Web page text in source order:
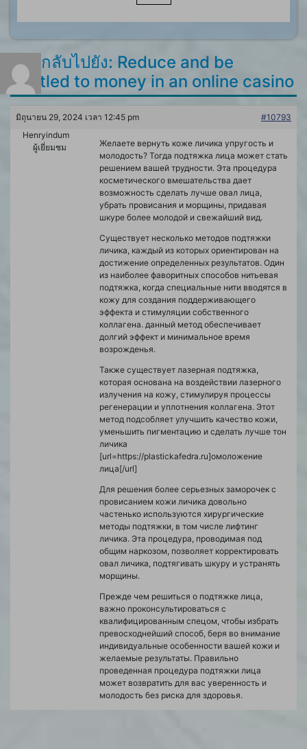
ตอบกลับไปยัง: Reduce and be
entitled to money in an online casino
มิถุนายน 29, 2024 เวลา 12:45 pm
#10793
Henryindum
ผู้เยี่ยมชม
Желаете вернуть коже личика упругость и
молодость? Тогда подтяжка лица может стать
решением вашей трудности. Эта процедура
косметического вмешательства дает
возможность сделать лучше овал лица,
убрать провисания и морщины, придавая
шкуре более молодой и свежайший вид.
Существует несколько методов подтяжки
личика, каждый из которых ориентирован на
достижение определенных результатов. Один
из наиболее фаворитных способов нитьевая
подтяжка, когда специальные нити вводятся в
кожу для создания поддерживающего
эффекта и стимуляции собственного
коллагена. данный метод обеспечивает
долгий эффект и минимальное время
возрожденья.
Также существует лазерная подтяжка,
которая основана на воздействии лазерного
излучения на кожу, стимулируя процессы
регенерации и уплотнения коллагена. Этот
метод подсобляет улучшить качество кожи,
уменьшить пигментацию и сделать лучше тон
личика
[url=https://plastickafedra.ru]омоложение
лица[/url]
Для решения более серьезных заморочек с
провисанием кожи личика довольно
частенько используются хирургические
методы подтяжки, в том числе лифтинг
личика. Эта процедура, проводимая под
общим наркозом, позволяет корректировать
овал личика, подтягивать шкуру и устранять
морщины.
Прежде чем решиться о подтяжке лица,
важно проконсультироваться с
квалифицированным спецом, чтобы избрать
превосходнейший способ, беря во внимание
индивидуальные особенности вашей кожи и
желаемые результаты. Правильно
проведенная процедура подтяжки лица
может возвратить для вас уверенность и
молодость без риска для здоровья.